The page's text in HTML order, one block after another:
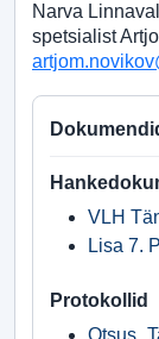
Narva
spetsialist
VLH
Lisa 7.
Protokollid